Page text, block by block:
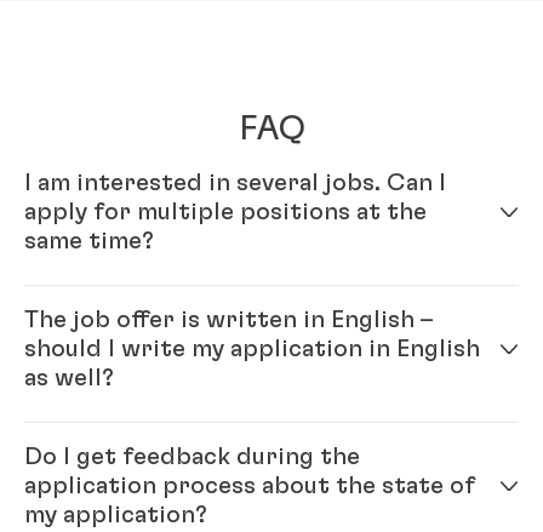
FAQ
I am interested in several jobs. Can I
apply for multiple positions at the
same time?
application system. Once your online profile is
complete, you can apply for multiple positions.
The job offer is written in English –
should I write my application in English
as well?
you will be working with colleagues from all over the
world and English is our official company language.
Generally, the ‘rule’ is: please write the application in
Do I get feedback during the
application process about the state of
my application?